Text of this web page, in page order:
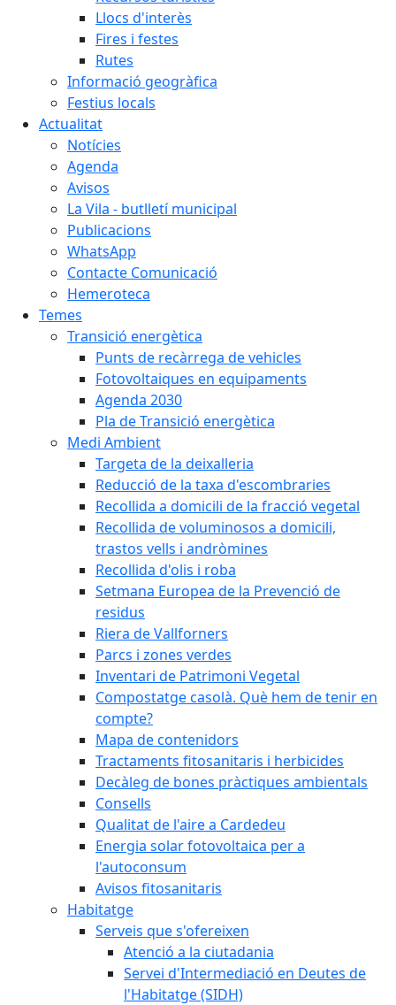
Llocs d'interès
Fires i festes
Rutes
Informació geogràfica
Festius locals
Actualitat
Notícies
Agenda
Avisos
La Vila - butlletí municipal
Publicacions
WhatsApp
Contacte Comunicació
Hemeroteca
Temes
Transició energètica
Punts de recàrrega de vehicles
Fotovoltaiques en equipaments
Agenda 2030
Pla de Transició energètica
Medi Ambient
Targeta de la deixalleria
Reducció de la taxa d'escombraries
Recollida a domicili de la fracció vegetal
Recollida de voluminosos a domicili,
trastos vells i andròmines
Recollida d'olis i roba
Setmana Europea de la Prevenció de
residus
Riera de Vallforners
Parcs i zones verdes
Inventari de Patrimoni Vegetal
Compostatge casolà. Què hem de tenir en
compte?
Mapa de contenidors
Tractaments fitosanitaris i herbicides
Decàleg de bones pràctiques ambientals
Consells
Qualitat de l'aire a Cardedeu
Energia solar fotovoltaica per a
l'autoconsum
Avisos fitosanitaris
Habitatge
Serveis que s'ofereixen
Atenció a la ciutadania
Servei d'Intermediació en Deutes de
l'Habitatge (SIDH)